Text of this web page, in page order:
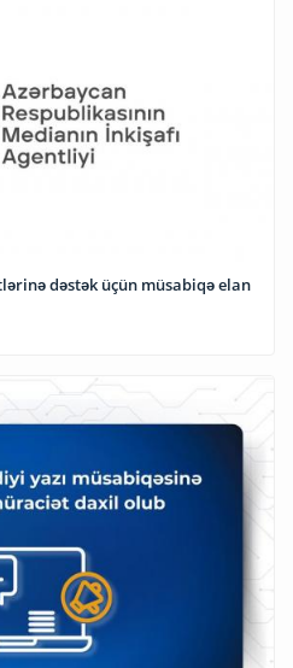
dəstək üçün müsabiqə elan